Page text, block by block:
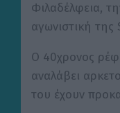
Φιλαδέλφεια,
αγωνιστική
Ο 40χρονος
αναλάβει
του έχουν